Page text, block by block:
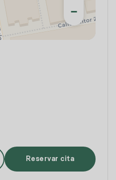
−
Reservar cita